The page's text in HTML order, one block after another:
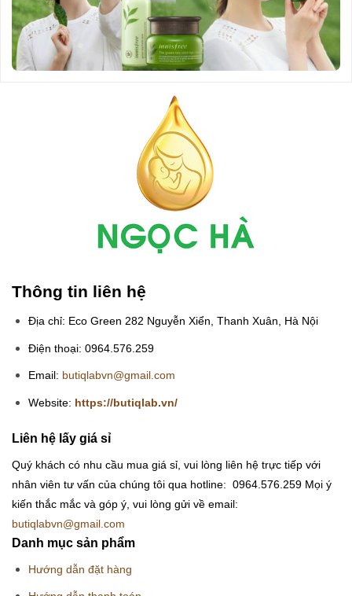
Thông tin liên hệ
Địa chỉ: Eco Green 282 Nguyễn Xiển, Thanh Xuân, Hà Nội
Điện thoại: 0964.576.259
Email: butiqlabvn@gmail.com
Website: https://butiqlab.vn/
Liên hệ lấy giá sỉ
Quý khách có nhu cầu mua giá sỉ, vui lòng liên hệ trực tiếp với
nhân viên tư vấn của chúng tôi qua hotline: 0964.576.259 Mọi ý
kiến thắc mắc và góp ý, vui lòng gửi về email:
butiqlabvn@gmail.com
Danh mục sản phẩm
Hướng dẫn đặt hàng